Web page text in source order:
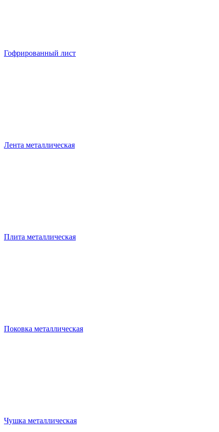
Гофрированный лист
Лента металлическая
Плита металлическая
Поковка металлическая
Чушка металлическая